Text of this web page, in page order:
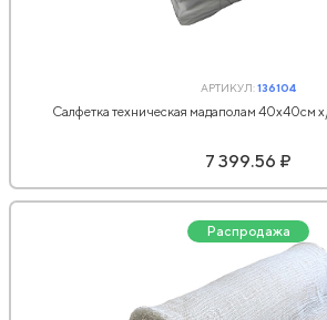
АРТИКУЛ:136104
Салфетка техническая мадаполам 40х40см
7 399.56 ₽
Распродажа